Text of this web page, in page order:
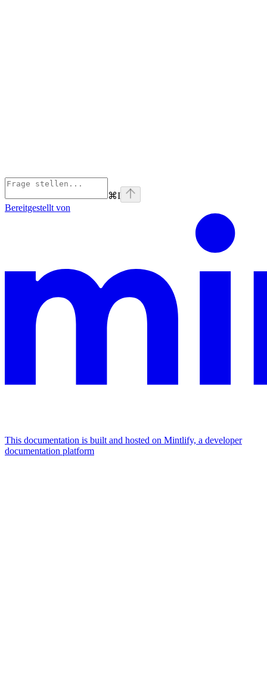
⌘I
Bereitgestellt von
This documentation is built and hosted on Mintlify, a developer
documentation platform